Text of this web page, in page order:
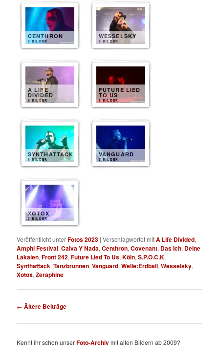
CENTHRON
9 BILDER
WESSELSKY
9 BILDER
A LIFE
DIVIDED
9 BILDER
FUTURE LIED
TO US
8 BILDER
SYNTHATTACK
8 BILDER
VANGUARD
7 BILDER
XOTOX
7 BILDER
Veröffentlicht unterFotos 2023 |Verschlagwortet mitA Life Divided,
Amphi Festival,Calva Y Nada,Centhron,Covenant, Das Ich, Deine
Lakaien,Front 242,Future Lied To Us,Köln,S.P.O.C.K,
Synthattack,Tanzbrunnen,Vanguard,Welle:Erdball,Wesselsky,
Xotox,Zeraphine
Beitragsnavigation
← Ältere Beiträge
Kennt ihr schon unserFoto-Archivmit alten Bildern ab 2009?